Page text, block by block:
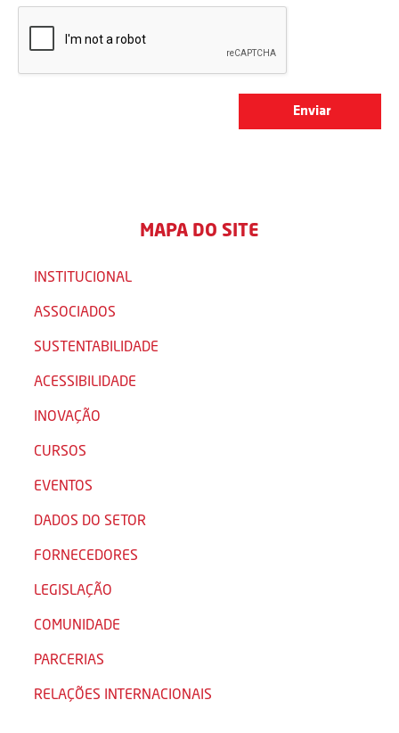
MAPA DO SITE
INSTITUCIONAL
ASSOCIADOS
SUSTENTABILIDADE
ACESSIBILIDADE
INOVAÇÃO
CURSOS
EVENTOS
DADOS DO SETOR
FORNECEDORES
LEGISLAÇÃO
COMUNIDADE
PARCERIAS
RELAÇÕES INTERNACIONAIS